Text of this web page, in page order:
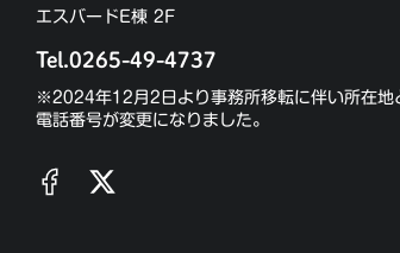
エスバードE棟 2F
Tel.0265-49-4737
※2024年12月2日より事務所移転に伴い所在地
電話番号が変更になりました。